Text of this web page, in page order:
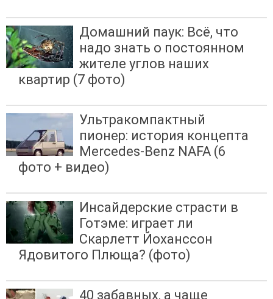
Домашний паук: Всё, что
надо знать о постоянном
жителе углов наших
квартир (7 фото)
Ультракомпактный
пионер: история концепта
Mercedes-Benz NAFA (6
фото + видео)
Инсайдерские страсти в
Готэме: играет ли
Скарлетт Йоханссон
Ядовитого Плюща? (фото)
40 забавных, а чаще